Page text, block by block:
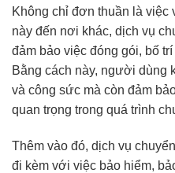
Không chỉ đơn thuần là việc
này đến nơi khác, dịch vụ
đảm bảo việc đóng gói, bố
Bằng cách này, người dùng
và công sức mà còn đảm
quan trọng trong quá trình
Thêm vào đó, dịch vụ
đi kèm với việc bảo hiểm,